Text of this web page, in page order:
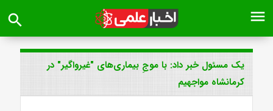
menu
search
یک مسئول خبر داد: با موجِ بیماری‌های "غیرواگیر" در
کرمانشاه مواجهیم